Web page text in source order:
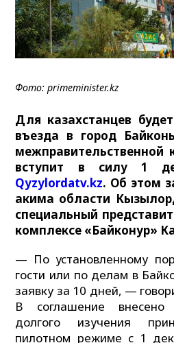
Фото: primeminister.kz
Для казахстанцев
въезда в город
межправительственной
вступит в силу 1
Qyzylordatv.kz. Об этом
акима области
специальный
комплексе «Байконур»
— По установленному
гости или по делам в
заявку за 10 дней, —
В соглашение внесено
долгого изучения
пилотном режиме с 1